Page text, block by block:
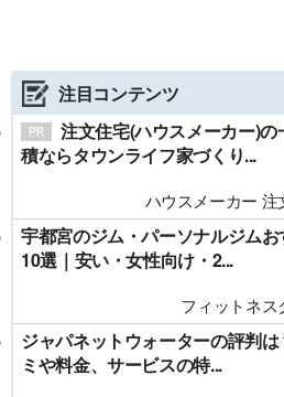
注目コンテンツ
注文住宅(ハウスメーカー)の
積ならタウンライフ家づくり...
ハウスメーカー 注
宇都宮のジム・パーソナルジム
10選｜安い・女性向け・2...
フィットネス
ジャパネットウォーターの評判は
ミや料金、サービスの特...